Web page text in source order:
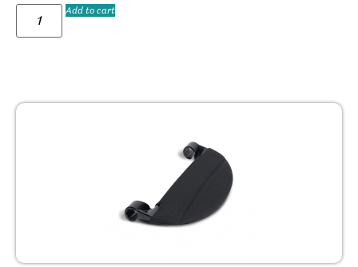
Add to cart